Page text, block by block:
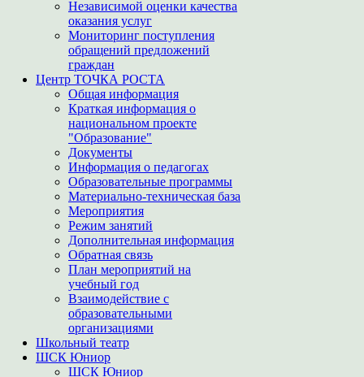
Независимой оценки качества
оказания услуг
Мониторинг поступления
обращений предложений
граждан
Центр ТОЧКА РОСТА
Общая информация
Краткая информация о
национальном проекте
"Образование"
Документы
Информация о педагогах
Образовательные программы
Материально-техническая база
Мероприятия
Режим занятий
Дополнительная информация
Обратная связь
План мероприятий на
учебный год
Взаимодействие с
образовательными
организациями
Школьный театр
ШСК Юниор
ШСК Юниор